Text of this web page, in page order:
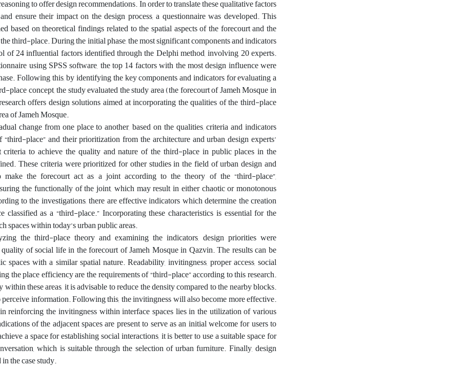
to offer design recommendations. In order to translate these qualitative factors
ensure their impact on the design process, a questionnaire was developed. This
based on theoretical findings related to the spatial aspects of the forecourt and the
third-place. During the initial phase, the most significant components and indicators
of 24 influential factors identified through the Delphi method, involving 20 experts.
using SPSS software, the top 14 factors with the most design influence were
Following this, by identifying the key components and indicators for evaluating a
place concept, the study evaluated the study area (the forecourt of Jameh Mosque in
offers design solutions aimed at incorporating the qualities of the third-place
of Jameh Mosque.
change from one place to another, based on the qualities, criteria and indicators
place” and their prioritization from the architecture and urban design experts’
to achieve the quality and nature of the third-place in public places in the
These criteria were prioritized for other studies in the field of urban design and
the forecourt act as a joint according to the theory of the “third-place”,
the functionally of the joint, which may result in either chaotic or monotonous
to the investigations, there are effective indicators which determine the creation
classified as a “third-place.” Incorporating these characteristics is essential for the
spaces within today’s urban public areas.
the third-place theory and examining the indicators, design priorities were
of social life in the forecourt of Jameh Mosque in Qazvin. The results can be
spaces with a similar spatial nature. Readability, invitingness, proper access, social
the place efficiency are the requirements of “third-place” according to this research.
these areas, it is advisable to reduce the density compared to the nearby blocks.
information. Following this, the invitingness will also become more effective.
reinforcing the invitingness within interface spaces lies in the utilization of various
of the adjacent spaces are present to serve as an initial welcome for users to
a space for establishing social interactions, it is better to use a suitable space for
which is suitable through the selection of urban furniture. Finally, design
the case study.